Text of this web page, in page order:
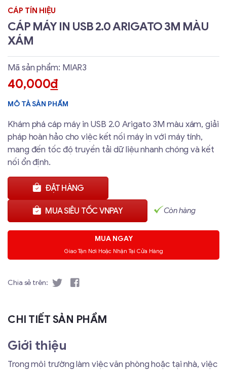
CÁP TÍN HIỆU
CÁP MÁY IN USB 2.0 ARIGATO 3M MÀU
XÁM
Mã sản phẩm: MIAR3
40,000đ
MÔ TẢ SẢN PHẨM
Khám phá cáp máy in USB 2.0 Arigato 3M màu xám, giải
pháp hoàn hảo cho việc kết nối máy in với máy tính,
mang đến tốc độ truyền tải dữ liệu nhanh chóng và kết
nối ổn định.
ĐẶT HÀNG
MUA SIÊU TỐC VNPAY Còn hàng
MUA NGAY
Giao Tận Nơi Hoặc Nhận Tại Cửa Hàng
Chia sẻ trên:
CHI TIẾT SẢN PHẨM
Giới thiệu
Trong môi trường làm việc văn phòng hoặc tại nhà, việc